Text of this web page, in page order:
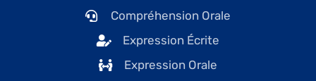
Compréhension Orale
Expression Écrite
Expression Orale